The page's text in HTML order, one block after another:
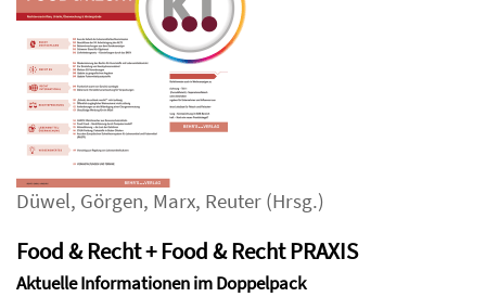
Düwel, Görgen, Marx, Reuter (Hrsg.)
Food & Recht + Food & Recht PRAXIS
Aktuelle Informationen im Doppelpack